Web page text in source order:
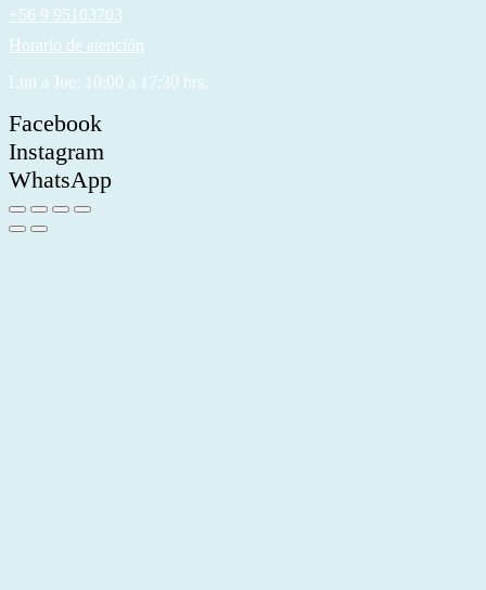
+56 9 95103703
Horario de atención
Lun a Jue: 10:00 a 17:30 hrs.
Facebook
Instagram
WhatsApp